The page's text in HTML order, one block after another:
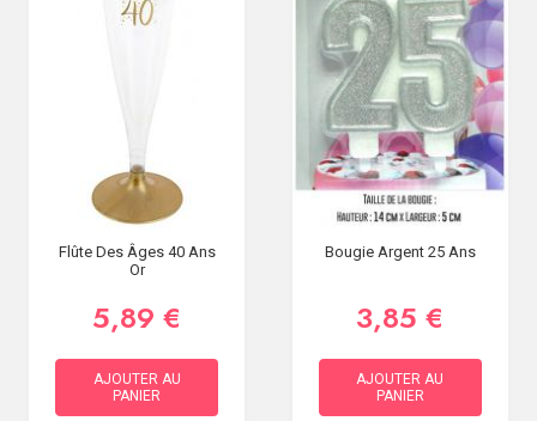
Flûte Des Âges 40 Ans
Or
5,89 €
AJOUTER AU
PANIER
Bougie Argent 25 Ans
3,85 €
AJOUTER AU
PANIER